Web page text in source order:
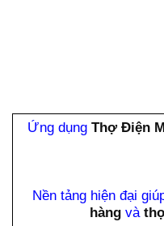
Ứng dụng Thợ Điện
Nền tảng hiện đại
hàngvà